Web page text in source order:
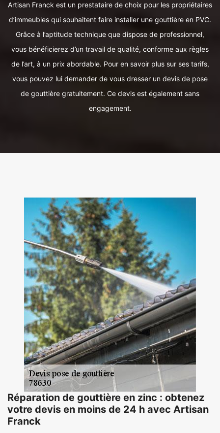
Artisan Franck est un prestataire de choix pour les propriétaires
d’immeubles qui souhaitent faire installer une gouttière en PVC.
Grâce à l’aptitude technique que dispose de professionnel,
vous bénéficierez d’un travail de qualité, conforme aux règles
de l’art, à un prix abordable. Pour en savoir plus sur ses tarifs,
vous pouvez lui demander de vous dresser un devis de pose
de gouttière gratuitement. Ce devis est également sans
engagement.
Réparation de gouttière en zinc : obtenez
votre devis en moins de 24 h avec Artisan
Franck